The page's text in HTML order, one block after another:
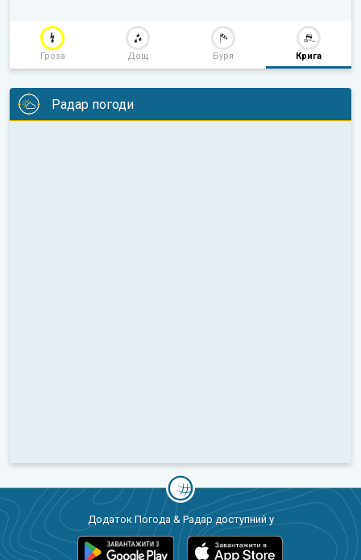
Гроза Дощ Буря Крига
Радар погоди
Додаток Погода & Радар доступний у